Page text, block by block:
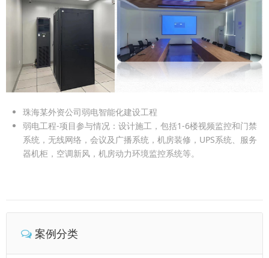
珠海某外资公司弱电智能化建设工程
弱电工程-项目参与情况：设计施工，包括1-6楼视频监控和门禁
系统，无线网络，会议及广播系统，机房装修，UPS系统、服务
器机柜，空调新风，机房动力环境监控系统等。
案例分类